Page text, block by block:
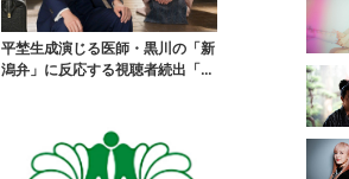
平埜生成演じる医師・黒川の「新
潟弁」に反応する視聴者続出「グ